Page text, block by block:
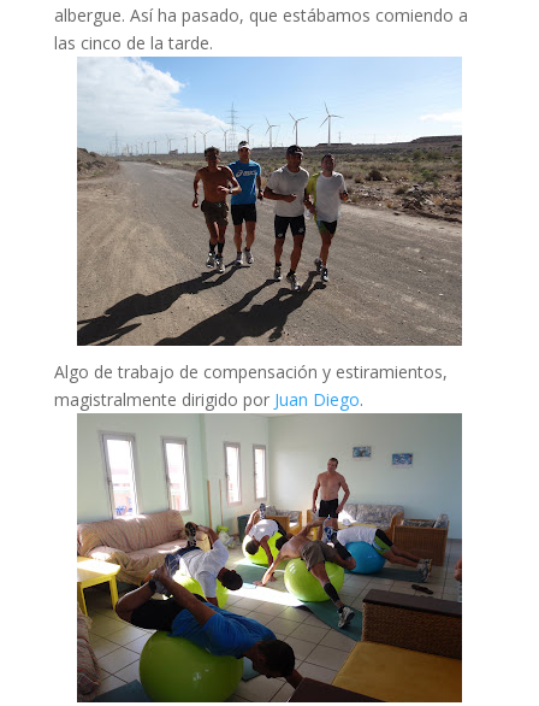
albergue. Así ha pasado, que estábamos comiendo a
las cinco de la tarde.
Algo de trabajo de compensación y estiramientos,
magistralmente dirigido por Juan Diego.